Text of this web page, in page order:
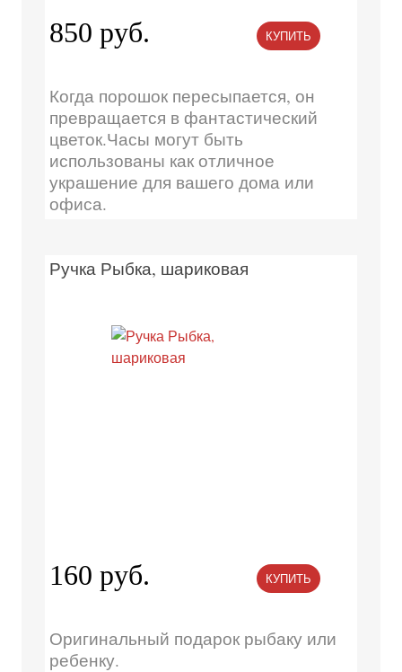
850 руб. КУПИТЬ
Когда порошок пересыпается, он
превращается в фантастический
цветок.Часы могут быть
использованы как отличное
украшение для вашего дома или
офиса.
Ручка Рыбка, шариковая
160 руб. КУПИТЬ
Оригинальный подарок рыбаку или
ребенку.